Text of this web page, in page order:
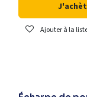
Ajouter à la